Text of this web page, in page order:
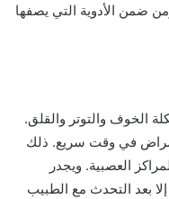
ضمن الأدوية التي يصفها
الخوف والتوتر والقلق.
في وقت سريع. ذلك
العصبية. ويجدر
إلا بعد التحدث مع الطبيب